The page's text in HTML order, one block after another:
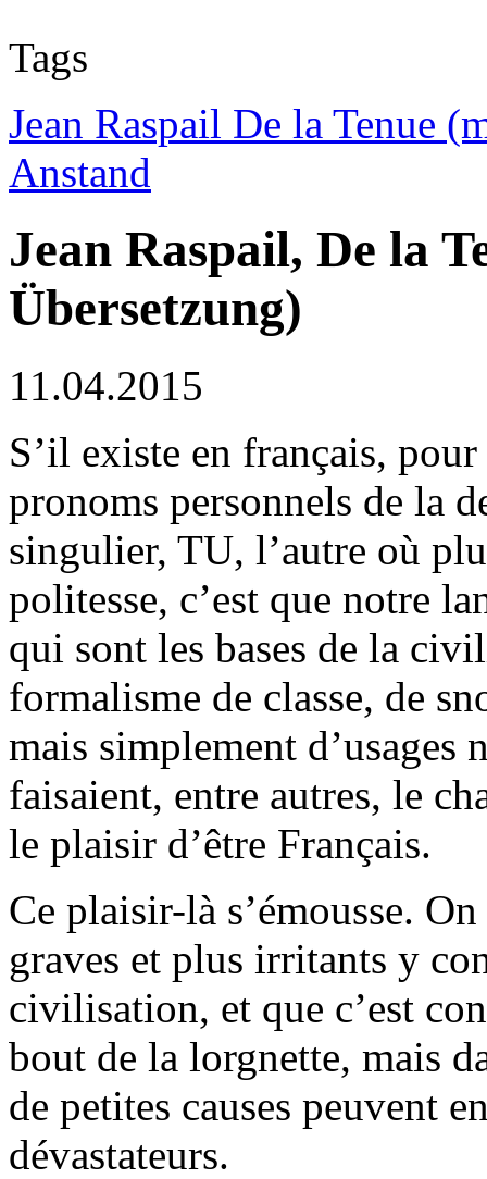
Tags
Jean Raspail De la Tenue
Anstand
Jean Raspail, De la
Übersetzung)
11.04.2015
S’il existe en français,
pronoms personnels de la
singulier, TU, l’autre où
politesse, c’est que notre
qui sont les bases de la
formalisme de classe, de
mais simplement d’usages
faisaient, entre autres, le
le plaisir d’être Français.
Ce plaisir-là s’émousse.
graves et plus irritants y
civilisation, et que c’est
bout de la lorgnette, mais
de petites causes peuvent
dévastateurs.